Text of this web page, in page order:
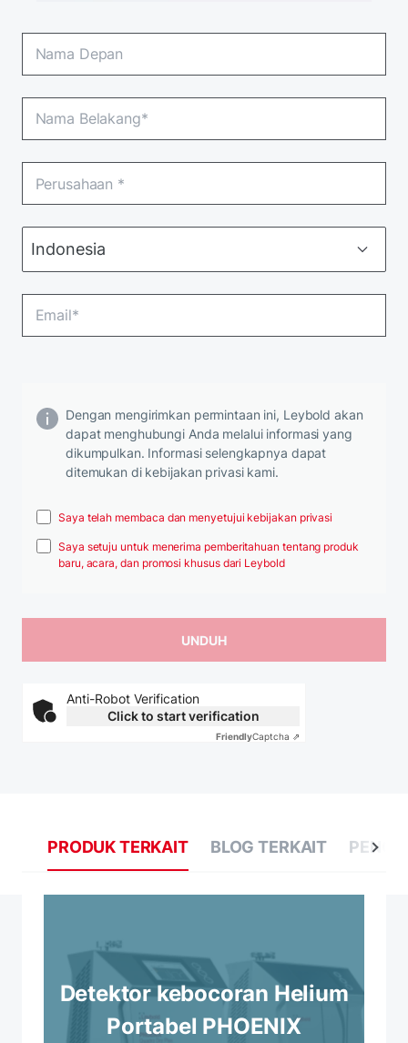
Dengan mengirimkan permintaan ini, Leybold akan
dapat menghubungi Anda melalui informasi yang
dikumpulkan. Informasi selengkapnya dapat
ditemukan di kebijakan privasi kami.
Saya telah membaca dan menyetujui kebijakan privasi
Saya setuju untuk menerima pemberitahuan tentang produk
baru, acara, dan promosi khusus dari Leybold
Anti-Robot Verification
Click to start verification
FriendlyCaptcha ⇗
PRODUK TERKAIT BLOG TERKAIT
Detektor kebocoran Helium
Portabel PHOENIX